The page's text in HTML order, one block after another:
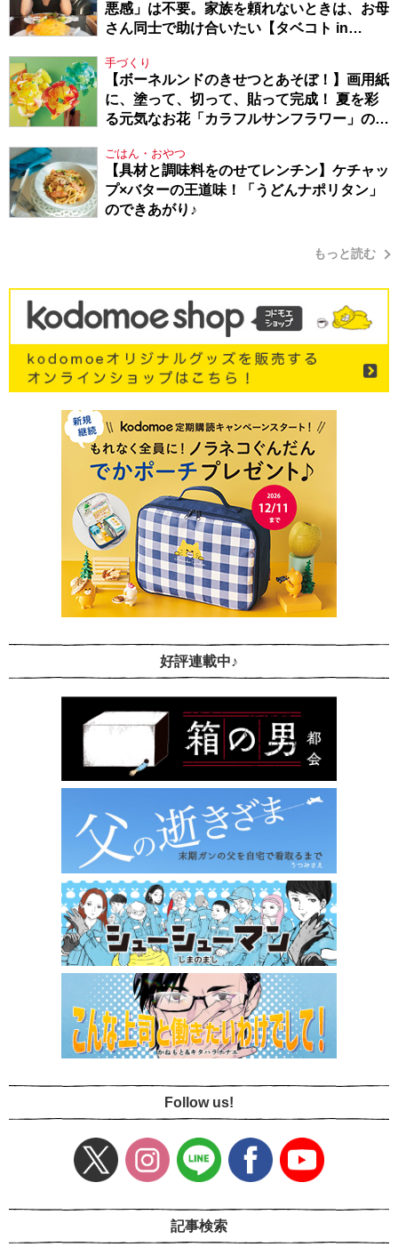
悪感」は不要。家族を頼れないときは、お母
さん同士で助け合いたい【タベコト in
手づくり
【ボーネルンドのきせつとあそぼ！】画用紙
に、塗って、切って、貼って完成！ 夏を彩
る元気なお花「カラフルサンフラワー」の作
ごはん・おやつ
【具材と調味料をのせてレンチン】ケチャッ
プ×バターの王道味！「うどんナポリタン」
のできあがり♪
もっと読む
好評連載中♪
Follow us!
記事検索